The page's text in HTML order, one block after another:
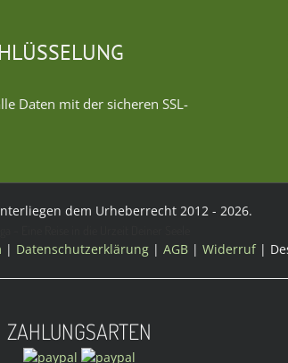
Daten mit der sicheren SSL-
dem Urheberrecht 2012 - 2026.
| Datenschutzerklärung| AGB| Widerruf|
ZAHLUNGSARTEN